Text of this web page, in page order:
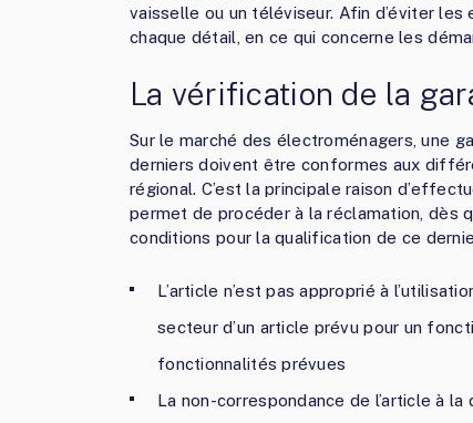
vaisselle ou un téléviseur. Afin d’éviter
chaque détail, en ce qui concerne les
La vérification de la
Sur le marché des électroménagers, une
derniers doivent être conformes aux
régional. C’est la principale raison
permet de procéder à la réclamation, dès
conditions pour la qualification de ce
L’article n’est pas approprié à
secteur d’un article prévu pour un
fonctionnalités prévues
La non-correspondance de l’article à